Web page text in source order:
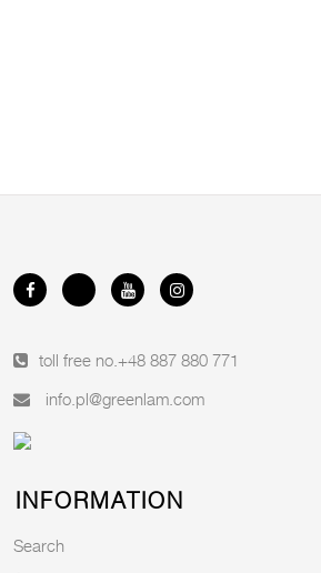
toll free no. +48 887 880 771
info.pl@greenlam.com
INFORMATION
Search